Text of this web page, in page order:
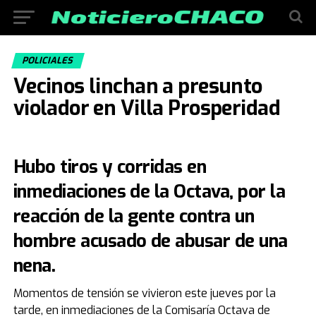
POLICIALES
Vecinos linchan a presunto
violador en Villa Prosperidad
Hubo tiros y corridas en
inmediaciones de la Octava, por la
reacción de la gente contra un
hombre acusado de abusar de una
nena.
Momentos de tensión se vivieron este jueves por la
tarde, en inmediaciones de la Comisaría Octava de